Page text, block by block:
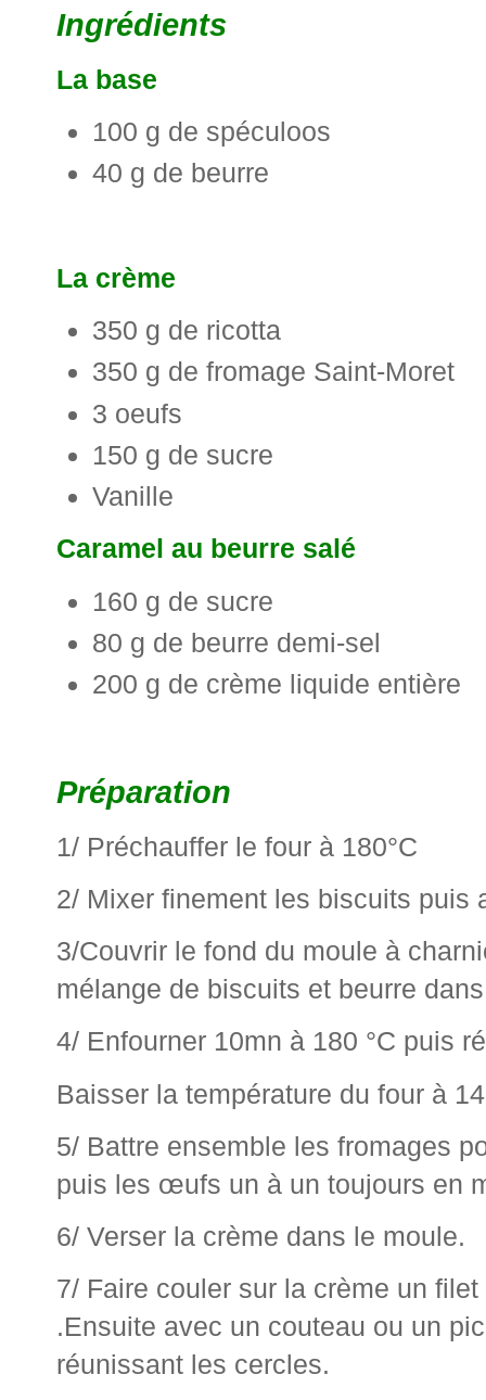
Ingrédients
La base
100 g de spéculoos
40 g de beurre
La crème
350 g de ricotta
350 g de fromage Saint-Moret
3 oeufs
150 g de sucre
Vanille
Caramel au beurre salé
160 g de sucre
80 g de beurre demi-sel
200 g de crème liquide entière
Préparation
1/ Préchauffer le four à 180°C
2/ Mixer finement les biscuits puis
3/Couvrir le fond du moule à
mélange de biscuits et beurre
4/ Enfourner 10mn à 180 °C puis
Baisser la température du four à
5/ Battre ensemble les fromages
puis les œufs un à un toujours en
6/ Verser la crème dans le moule.
7/ Faire couler sur la crème un
.Ensuite avec un couteau ou un
réunissant les cercles.